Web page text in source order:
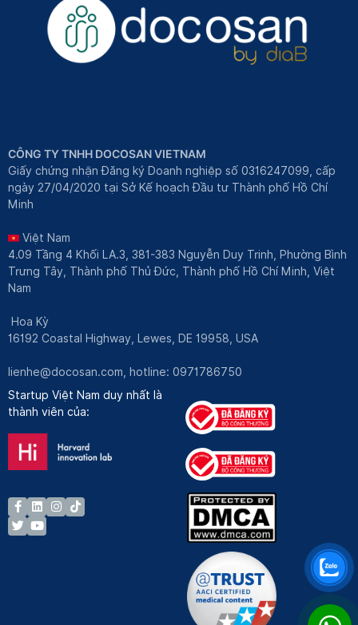
CÔNG TY TNHH DOCOSAN VIETNAM
Giấy chứng nhận Đăng ký Doanh nghiệp số 0316247099, cấp
ngày 27/04/2020 tại Sở Kế hoạch Đầu tư Thành phố Hồ Chí
Minh
Việt Nam
4.09 Tầng 4 Khối LA.3, 381-383 Nguyễn Duy Trinh, Phường Bình
Trưng Tây, Thành phố Thủ Đức, Thành phố Hồ Chí Minh, Việt
Nam
Hoa Kỳ
16192 Coastal Highway, Lewes, DE 19958, USA
lienhe@docosan.com , hotline: 0971786750
Startup Việt Nam duy nhất là
thành viên của: